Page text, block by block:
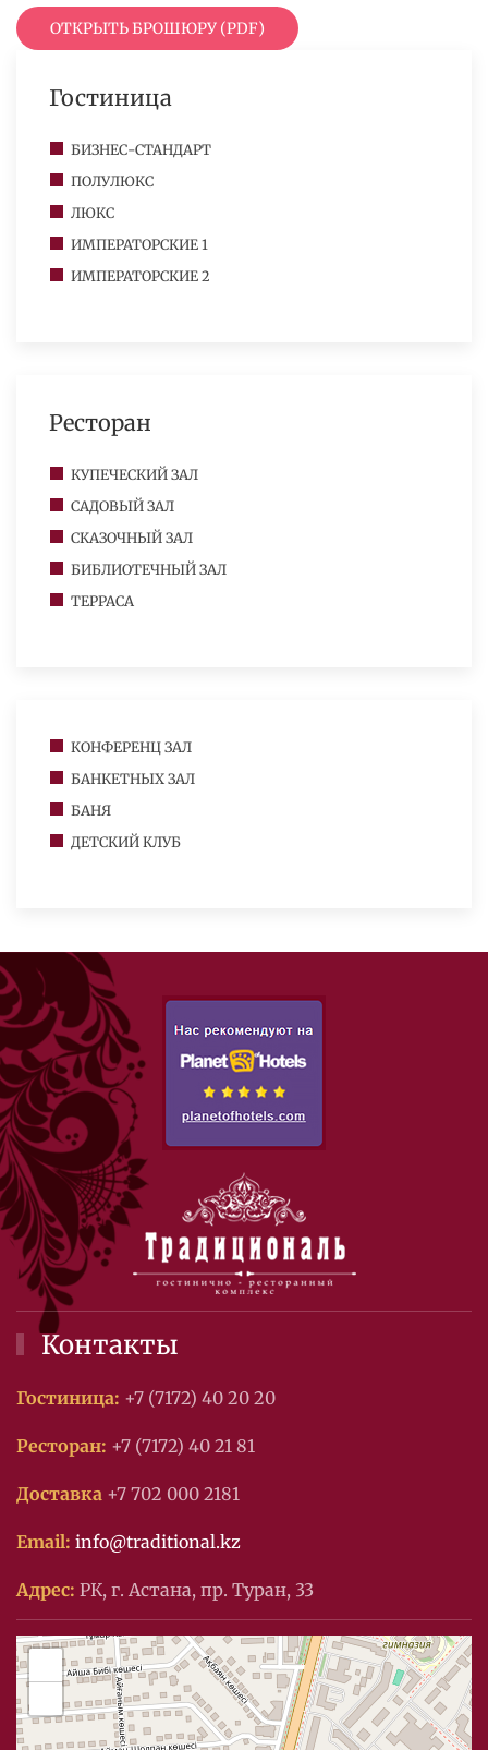
ОТКРЫТЬ БРОШЮРУ (PDF)
Гостиница
БИЗНЕС-СТАНДАРТ
ПОЛУЛЮКС
ЛЮКС
ИМПЕРАТОРСКИЕ 1
ИМПЕРАТОРСКИЕ 2
Ресторан
КУПЕЧЕСКИЙ ЗАЛ
САДОВЫЙ ЗАЛ
СКАЗОЧНЫЙ ЗАЛ
БИБЛИОТЕЧНЫЙ ЗАЛ
ТЕРРАСА
КОНФЕРЕНЦ ЗАЛ
БАНКЕТНЫХ ЗАЛ
БАНЯ
ДЕТСКИЙ КЛУБ
Контакты
Гостиница: +7 (7172) 40 20 20
Ресторан: +7 (7172) 40 21 81
Доставка +7 702 000 2181
Email: info@traditional.kz
Адрес: РК, г. Астана, пр. Туран, 33